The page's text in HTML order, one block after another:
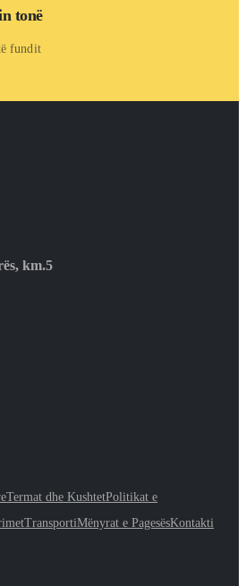
tonë
fundit
km.5
Termat dhe KushtetPolitikat e
TransportiMënyrat e PagesësKontakti